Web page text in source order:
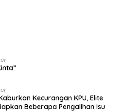
Kecurangan KPU, Elite
Beberapa Pengalihan Isu